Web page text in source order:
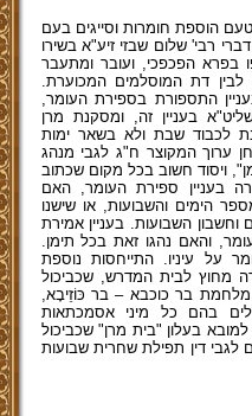
הוספת חומרות וסייגים בעם
רבי' שלום שבזי זיע"א בשירו
בפרא הפכפכי, ועובר ומתעבר
לבין דת המוסלמים המכוערת.
התספורת בספירת העומר,
בעניין זה, ומסקנת מרן
לכבוד שבת ולא בשאר ימות
ערוך המקוצר ח"ג לגבי מנהג
ויסוד חשוב בכל מקום שכתוב
בעניין ספירת העומר, האם
הימים והשבועות, או שישנו
וחשבון השבועות. בעניין אמירת
והאם נהגו זאת בכל תימן.
על עיניו. התייחסות נוספת
מחוץ לבית המדרש, שכביכול
מלחמת בר כוכבא – בר כּוֹזֵיבָא,
בהם כל מיני אסמכתאות
בעלון "בית מרן" שכביכול
לגבי דין תפילת שחרית שבועות